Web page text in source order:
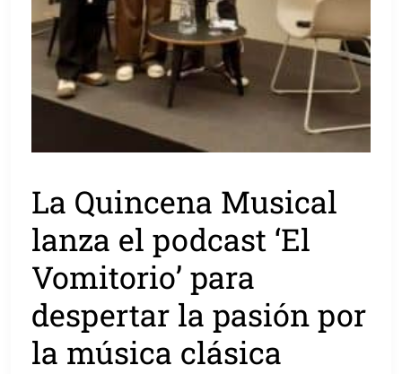
La Quincena Musical
lanza el podcast ‘El
Vomitorio’ para
despertar la pasión por
la música clásica